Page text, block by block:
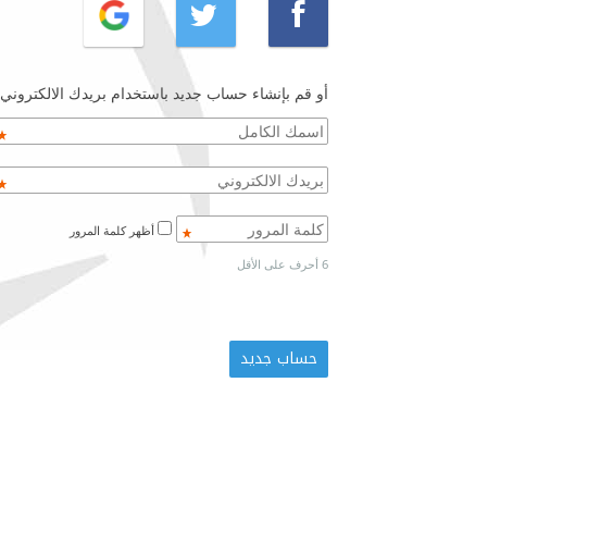
أو قم بإنشاء حساب جديد باستخدام بريدك الالكتروني
6 أحرف على الأقل